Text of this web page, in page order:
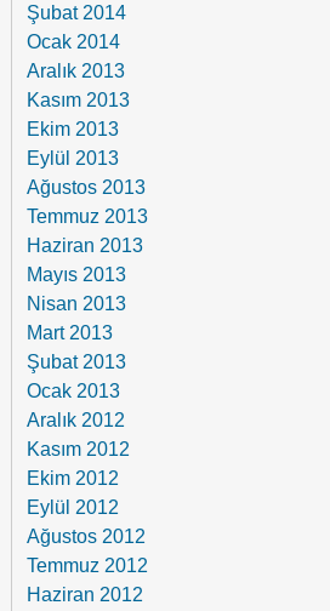
Şubat 2014
Ocak 2014
Aralık 2013
Kasım 2013
Ekim 2013
Eylül 2013
Ağustos 2013
Temmuz 2013
Haziran 2013
Mayıs 2013
Nisan 2013
Mart 2013
Şubat 2013
Ocak 2013
Aralık 2012
Kasım 2012
Ekim 2012
Eylül 2012
Ağustos 2012
Temmuz 2012
Haziran 2012